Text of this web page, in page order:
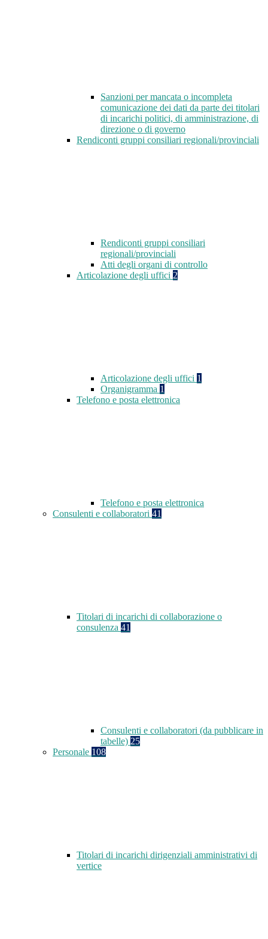
Sanzioni per mancata o incompleta
comunicazione dei dati da parte dei titolari
di incarichi politici, di amministrazione, di
direzione o di governo
Rendiconti gruppi consiliari regionali/provinciali
Rendiconti gruppi consiliari
regionali/provinciali
Atti degli organi di controllo
Articolazione degli uffici 2
Articolazione degli uffici 1
Organigramma 1
Telefono e posta elettronica
Telefono e posta elettronica
Consulenti e collaboratori 41
Titolari di incarichi di collaborazione o
consulenza 41
Consulenti e collaboratori (da pubblicare in
tabelle) 25
Personale 108
Titolari di incarichi dirigenziali amministrativi di
vertice